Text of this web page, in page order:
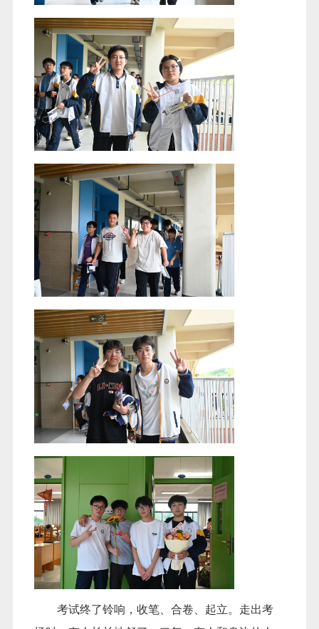
考试终了铃响，收笔、合卷、起立。走出考